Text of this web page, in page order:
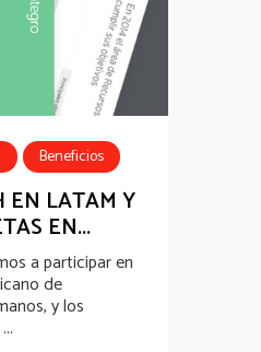
Beneficios
EN LATAM Y
EN...
a participar en
de
y los
...